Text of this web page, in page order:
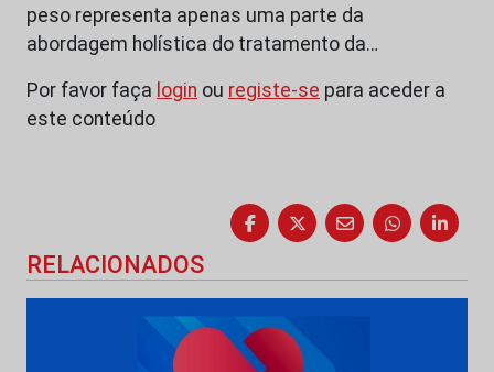
peso representa apenas uma parte da
abordagem holística do tratamento da…
Por favor faça login ou registe-se para aceder a
este conteúdo
RELACIONADOS